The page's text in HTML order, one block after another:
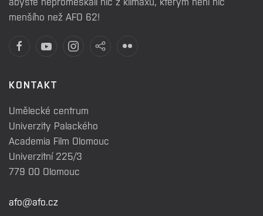
menšího než AFO 62!
KONTAKT
Umělecké centrum
Univerzity Palackého
Academia Film Olomouc
Univerzitní 225/3
779 00 Olomouc
afo@afo.cz